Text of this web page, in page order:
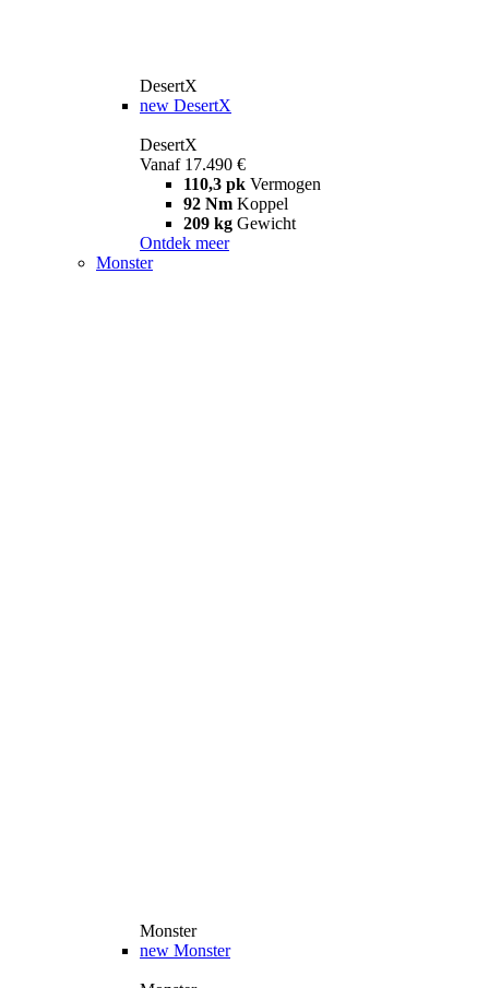
DesertX
new DesertX
DesertX
Vanaf 17.490 €
110,3 pk Vermogen
92 Nm Koppel
209 kg Gewicht
Ontdek meer
Monster
Monster
new Monster